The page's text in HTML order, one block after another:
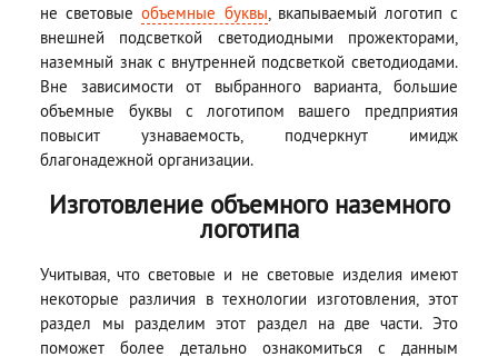
не световыеобъемные буквы , вкапываемый логотип с
внешней подсветкой светодиодными прожекторами,
наземный знак с внутренней подсветкой светодиодами.
Вне зависимости от выбранного варианта, большие
объемные буквы с логотипом вашего предприятия
повысит узнаваемость, подчеркнут имидж
благонадежной организации.
Изготовление объемного наземного
логотипа
Учитывая, что световые и не световые изделия имеют
некоторые различия в технологии изготовления, этот
раздел мы разделим этот раздел на две части. Это
поможет более детально ознакомиться с данным